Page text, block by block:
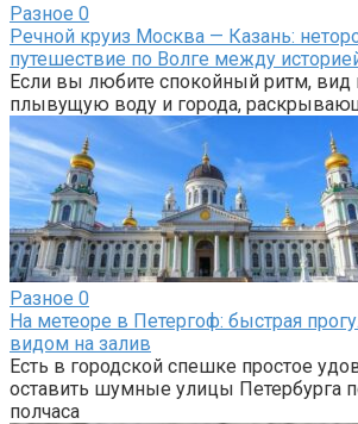
Разное 0
Речной круиз Москва — Казань:
путешествие по Волге между
Если вы любите спокойный ритм, вид
плывущую воду и города,
Разное 0
На метеоре в Петергоф: быстрая
видом на залив
Есть в городской спешке простое
оставить шумные улицы Петербурга
полчаса